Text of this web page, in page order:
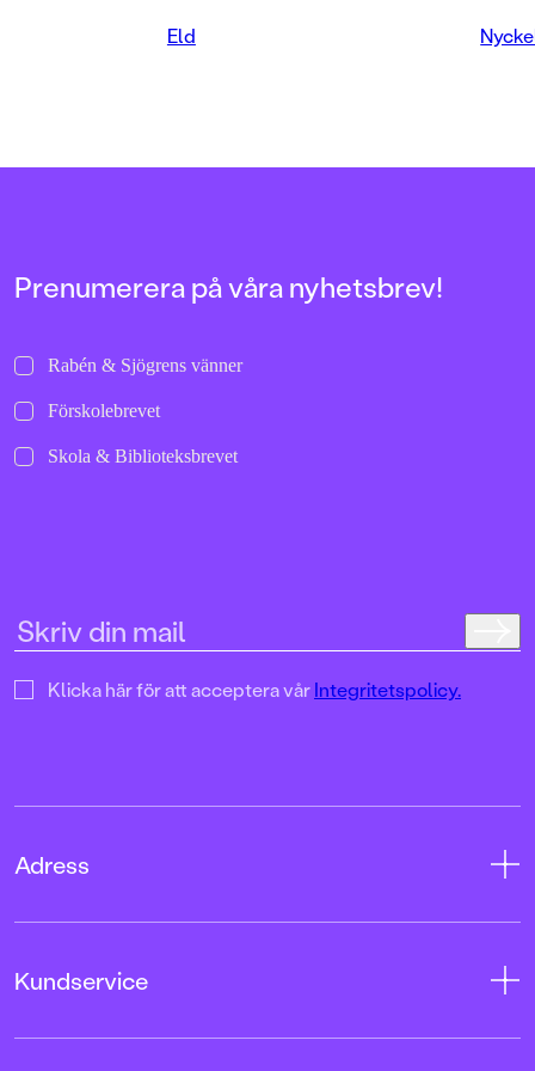
Eld
Prenumerera på våra nyhetsbrev!
Rabén & Sjögrens vänner
Förskolebrevet
Skola & Biblioteksbrevet
Klicka här för att acceptera vårIntegritetspolicy.
Adress
Kundservice